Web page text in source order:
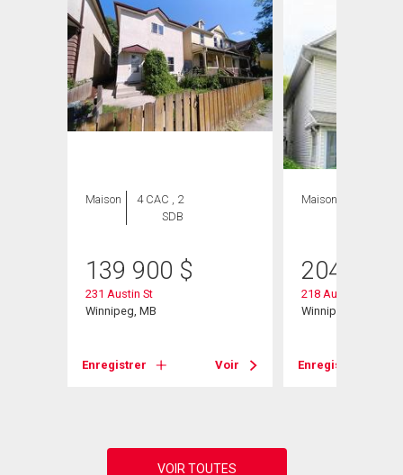
Maison
4 CAC , 2
SDB
139 900 $
231 Austin St
Winnipeg, MB
Enregistrer Voir
Maison
204 900
218 Austin St
Winnipeg, MB
Enregistrer